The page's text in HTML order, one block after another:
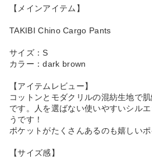
【メインアイテム】
TAKIBI Chino Cargo Pants
サイズ：S
カラー：dark brown
【アイテムレビュー】
コットンとモダクリルの混紡生地で
です。人を選ばない使いやすいシル
うです！
ポケットがたくさんあるのも嬉しい
【サイズ感】